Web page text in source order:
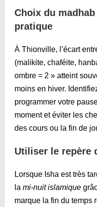
Choix du
pratique
À Thionville, l’écart
(malikite, chaféite,
ombre = 2 » atteint
moins en hiver.
programmer votre
moment et éviter les
des cours ou la fin de
Utiliser le repère
Lorsque Isha est très
la mi-nuit islamique
marque la fin du temps